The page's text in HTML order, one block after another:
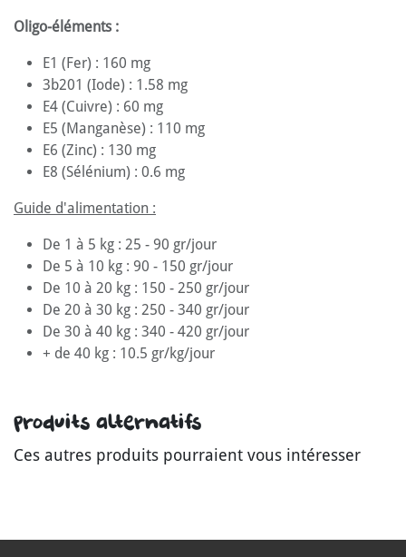
Oligo-éléments :
E1 (Fer) : 160 mg
3b201 (Iode) : 1.58 mg
E4 (Cuivre) : 60 mg
E5 (Manganèse) : 110 mg
E6 (Zinc) : 130 mg
E8 (Sélénium) : 0.6 mg
Guide d'alimentation :
De 1 à 5 kg : 25 - 90 gr/jour
De 5 à 10 kg : 90 - 150 gr/jour
De 10 à 20 kg : 150 - 250 gr/jour
De 20 à 30 kg : 250 - 340 gr/jour
De 30 à 40 kg : 340 - 420 gr/jour
+ de 40 kg : 10.5 gr/kg/jour
Produits alternatifs
Ces autres produits pourraient vous intéresser